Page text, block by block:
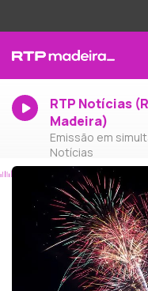
RTP Notícias
Madeira)
Emissão em
Notícias